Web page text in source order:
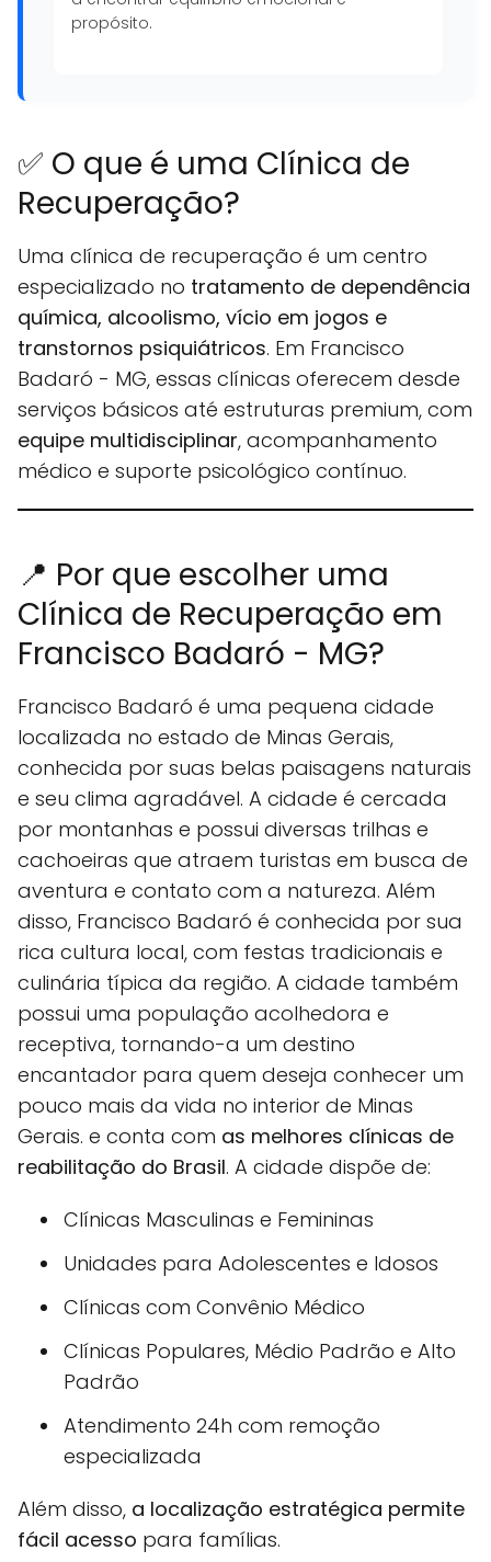
propósito.
✅ O que é uma Clínica de
Recuperação?
Uma clínica de recuperação é um centro
especializado no tratamento de dependência
química, alcoolismo, vício em jogos e
transtornos psiquiátricos. Em Francisco
Badaró - MG, essas clínicas oferecem desde
serviços básicos até estruturas premium, com
equipe multidisciplinar, acompanhamento
médico e suporte psicológico contínuo.
📍 Por que escolher uma
Clínica de Recuperação em
Francisco Badaró - MG?
Francisco Badaró é uma pequena cidade
localizada no estado de Minas Gerais,
conhecida por suas belas paisagens naturais
e seu clima agradável. A cidade é cercada
por montanhas e possui diversas trilhas e
cachoeiras que atraem turistas em busca de
aventura e contato com a natureza. Além
disso, Francisco Badaró é conhecida por sua
rica cultura local, com festas tradicionais e
culinária típica da região. A cidade também
possui uma população acolhedora e
receptiva, tornando-a um destino
encantador para quem deseja conhecer um
pouco mais da vida no interior de Minas
Gerais. e conta com as melhores clínicas de
reabilitação do Brasil. A cidade dispõe de:
Clínicas Masculinas e Femininas
Unidades para Adolescentes e Idosos
Clínicas com Convênio Médico
Clínicas Populares, Médio Padrão e Alto
Padrão
Atendimento 24h com remoção
especializada
Além disso, a localização estratégica permite
fácil acesso para famílias.